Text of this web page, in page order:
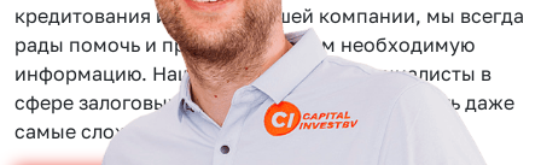
кредитования или услуг нашей компании, мы всегда
рады помочь и предоставить вам необходимую
информацию. Наши сотрудники — специалисты в
сфере залоговых займов, помогут вам решить даже
самые сложные задачи.